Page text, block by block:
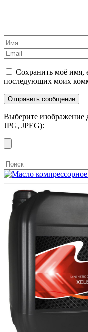
Сохранить моё имя,
последующих моих
Выберите изображение
JPG, JPEG):